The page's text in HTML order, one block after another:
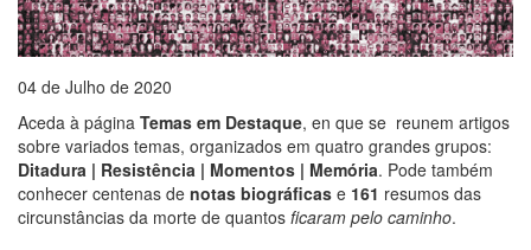
04 de Julho de 2020
Aceda à página Temas em Destaque, en que se reunem artigos
sobre variados temas, organizados em quatro grandes grupos:
Ditadura | Resistência | Momentos | Memória. Pode também
conhecer centenas de notas biográficas e 161 resumos das
circunstâncias da morte de quantos ficaram pelo caminho.